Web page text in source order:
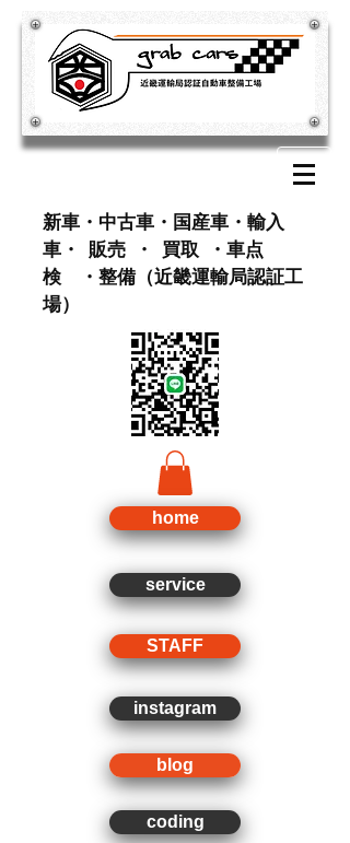
​新車・中古車・国産車・輸入
車・ 販売 ・ 買取 ・車点
検 ・整備（近畿運輸局認証工
場）
home
service
STAFF
instagram
blog
coding